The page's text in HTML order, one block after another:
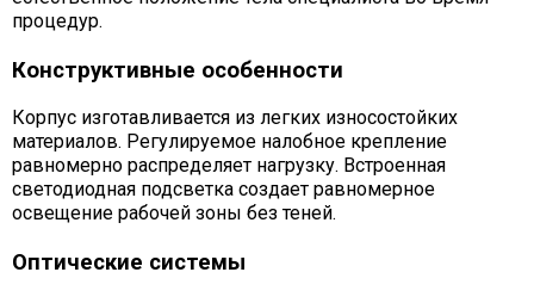
процедур.
Конструктивные особенности
Корпус изготавливается из легких износостойких
материалов. Регулируемое налобное крепление
равномерно распределяет нагрузку. Встроенная
светодиодная подсветка создает равномерное
освещение рабочей зоны без теней.
Оптические системы